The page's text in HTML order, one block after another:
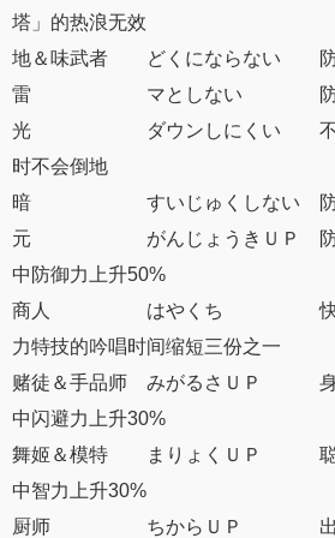
塔」的热浪无效
地＆味武者 どくにならな
雷 マとしない 防麻
光 ダウンしにくい
时不会倒地
暗 すいじゅくしない 防
元 がんじょうきＵＰ 防
中防御力上升50%
商人 はやくち 快
力特技的吟唱时间缩短三份之一
赌徒＆手品师 みがるさＵ
中闪避力上升30%
舞姬＆模特 まりょくＵＰ
中智力上升30%
厨师 ちからＵＰ 出